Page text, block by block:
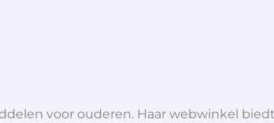
voor ouderen. Haar webwinkel